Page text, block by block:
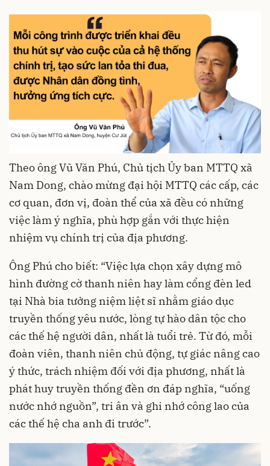
Theo ông Vũ Văn Phú, Chủ tịch Ủy ban MTTQ xã
Nam Dong, chào mừng đại hội MTTQ các cấp, các
cơ quan, đơn vị, đoàn thể của xã đều có những
việc làm ý nghĩa, phù hợp gắn với thực hiện
nhiệm vụ chính trị của địa phương.
Ông Phú cho biết: “Việc lựa chọn xây dựng mô
hình đường cờ thanh niên hay làm cổng đèn led
tại Nhà bia tưởng niệm liệt sĩ nhằm giáo dục
truyền thống yêu nước, lòng tự hào dân tộc cho
các thế hệ người dân, nhất là tuổi trẻ. Từ đó, mỗi
đoàn viên, thanh niên chủ động, tự giác nâng cao
ý thức, trách nhiệm đối với địa phương, nhất là
phát huy truyền thống đền ơn đáp nghĩa, “uống
nước nhớ nguồn”, tri ân và ghi nhớ công lao của
các thế hệ cha anh đi trước”.